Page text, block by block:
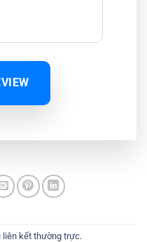
liên kết thường trực.